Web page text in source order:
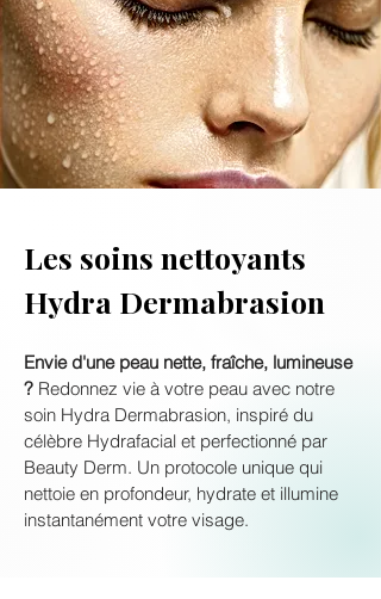
Les soins nettoyants
Hydra Dermabrasion
Envie d'une peau nette, fraîche, lumineuse
? Redonnez vie à votre peau avec notre
soin Hydra Dermabrasion, inspiré du
célèbre Hydrafacial et perfectionné par
Beauty Derm. Un protocole unique qui
nettoie en profondeur, hydrate et illumine
instantanément votre visage.